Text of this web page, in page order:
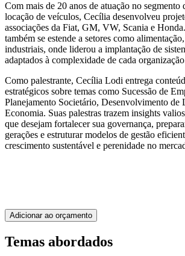
Com mais de 20 anos de atuação no segmento
locação de veículos, Cecília desenvolveu
associações da Fiat, GM, VW, Scania e
também se estende a setores como
industriais, onde liderou a implantação de
adaptados à complexidade de cada
Como palestrante, Cecília Lodi entrega
estratégicos sobre temas como Sucessão de
Planejamento Societário, Desenvolvimento de
Economia. Suas palestras trazem insights
que desejam fortalecer sua governança,
gerações e estruturar modelos de gestão
crescimento sustentável e perenidade no
Adicionar ao orçamento
Temas abordados